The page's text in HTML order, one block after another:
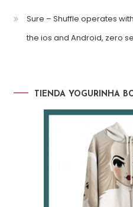
Sure – Shuffle operates
the ios and Android, zero
TIENDA YOGURINHA